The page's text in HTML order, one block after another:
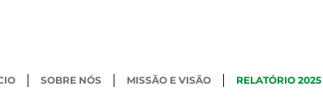
SOBRE NÓS MISSÃO E VISÃO RELATÓRIO